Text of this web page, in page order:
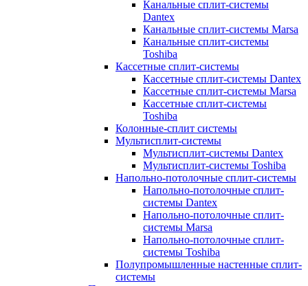
Канальные сплит-системы
Dantex
Канальные сплит-системы Marsa
Канальные сплит-системы
Toshiba
Кассетные сплит-системы
Кассетные сплит-системы Dantex
Кассетные сплит-системы Marsa
Кассетные сплит-системы
Toshiba
Колонные-сплит системы
Мультисплит-системы
Мультисплит-системы Dantex
Мультисплит-системы Toshiba
Напольно-потолочные сплит-системы
Напольно-потолочные сплит-
системы Dantex
Напольно-потолочные сплит-
системы Marsa
Напольно-потолочные сплит-
системы Toshiba
Полупромышленные настенные сплит-
системы